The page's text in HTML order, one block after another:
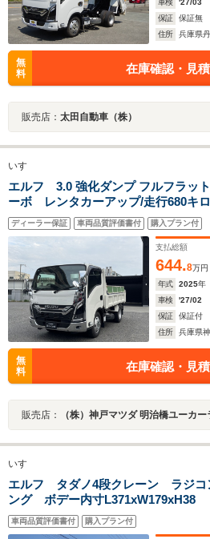
車検 '27/03
保証
保証無
住所
兵庫県
無
料
在庫確認・見
販売店： 太田自動車（株）
いすゞ
エルフ 3.0 強化ダンプ フルフラッ
ーボ レンタカーアップ/走行680キ
フロントフォグ/オートライト/バック
ポットモニター/車間距離警報/車線逸
応AM・FMラジオ/オートエアコン/キ
ディーラー保証 車両品質評価書付 購入プラン付
支払総額
644.8万円
年式
2025年
車検
'27/02
保証
保証付
住所
兵庫県
無
料
在庫確認・見
販売店： （株）神戸マツダ 明治橋ユーカー
いすゞ
エルフ タダノ4段クレーン ラジ
ング ボデー内寸L371xW179xH38
車両品質評価書付 購入プラン付